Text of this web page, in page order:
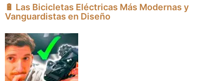
🔋 Las Bicicletas Eléctricas Más Modernas y
Vanguardistas en Diseño